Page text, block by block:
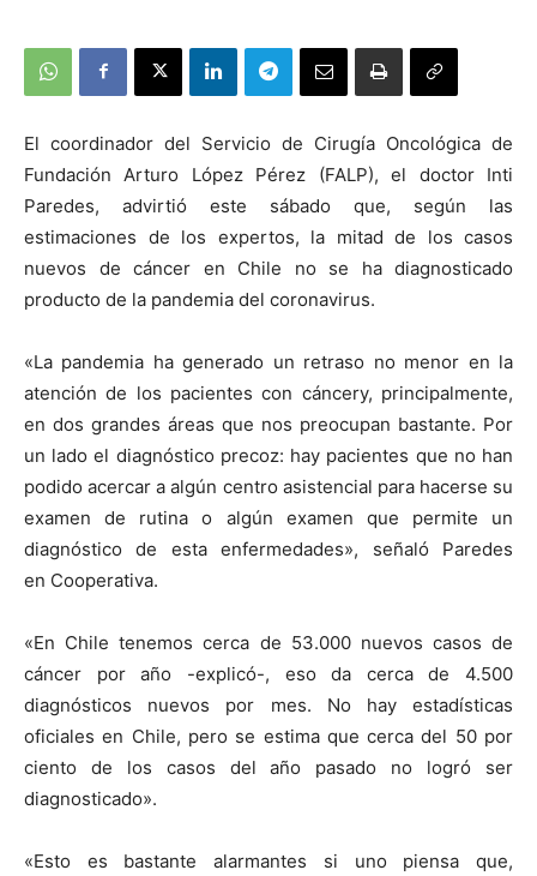
El coordinador del Servicio de Cirugía Oncológica de
Fundación Arturo López Pérez (FALP), el doctor Inti
Paredes, advirtió este sábado que, según las
estimaciones de los expertos, la mitad de los casos
nuevos de cáncer en Chile no se ha diagnosticado
producto de la pandemia del coronavirus.
«La pandemia ha generado un retraso no menor en la
atención de los pacientes con cáncery, principalmente,
en dos grandes áreas que nos preocupan bastante. Por
un lado el diagnóstico precoz: hay pacientes que no han
podido acercar a algún centro asistencial para hacerse su
examen de rutina o algún examen que permite un
diagnóstico de esta enfermedades», señaló Paredes
en Cooperativa.
«En Chile tenemos cerca de 53.000 nuevos casos de
cáncer por año -explicó-, eso da cerca de 4.500
diagnósticos nuevos por mes. No hay estadísticas
oficiales en Chile, pero se estima que cerca del 50 por
ciento de los casos del año pasado no logró ser
diagnosticado».
«Esto es bastante alarmantes si uno piensa que,